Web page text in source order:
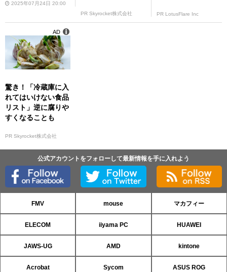
2025年07月24日 20:00
PR Skyrocket株式会社 PR LotusFlare Inc
驚き！「冷蔵庫に入
れてはいけない食品
リスト」逆に腐りや
すくなることも
PR Skyrocket株式会社
AD
公式アカウントをフォローして最新情報を手に入れよう
FMV mouse マカフィー
ELECOM iiyama PC HUAWEI
JAWS-UG AMD kintone
Acrobat Sycom ASUS ROG